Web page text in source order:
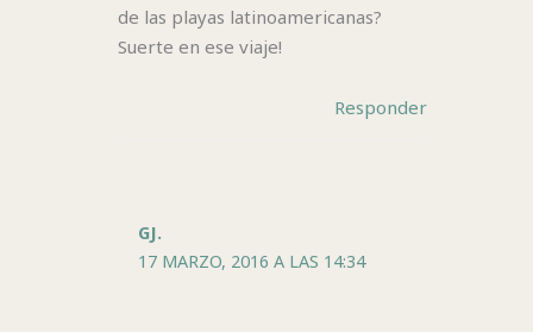
de las playas latinoamericanas?
Suerte en ese viaje!
Responder
GJ.
17 MARZO, 2016 A LAS 14:34